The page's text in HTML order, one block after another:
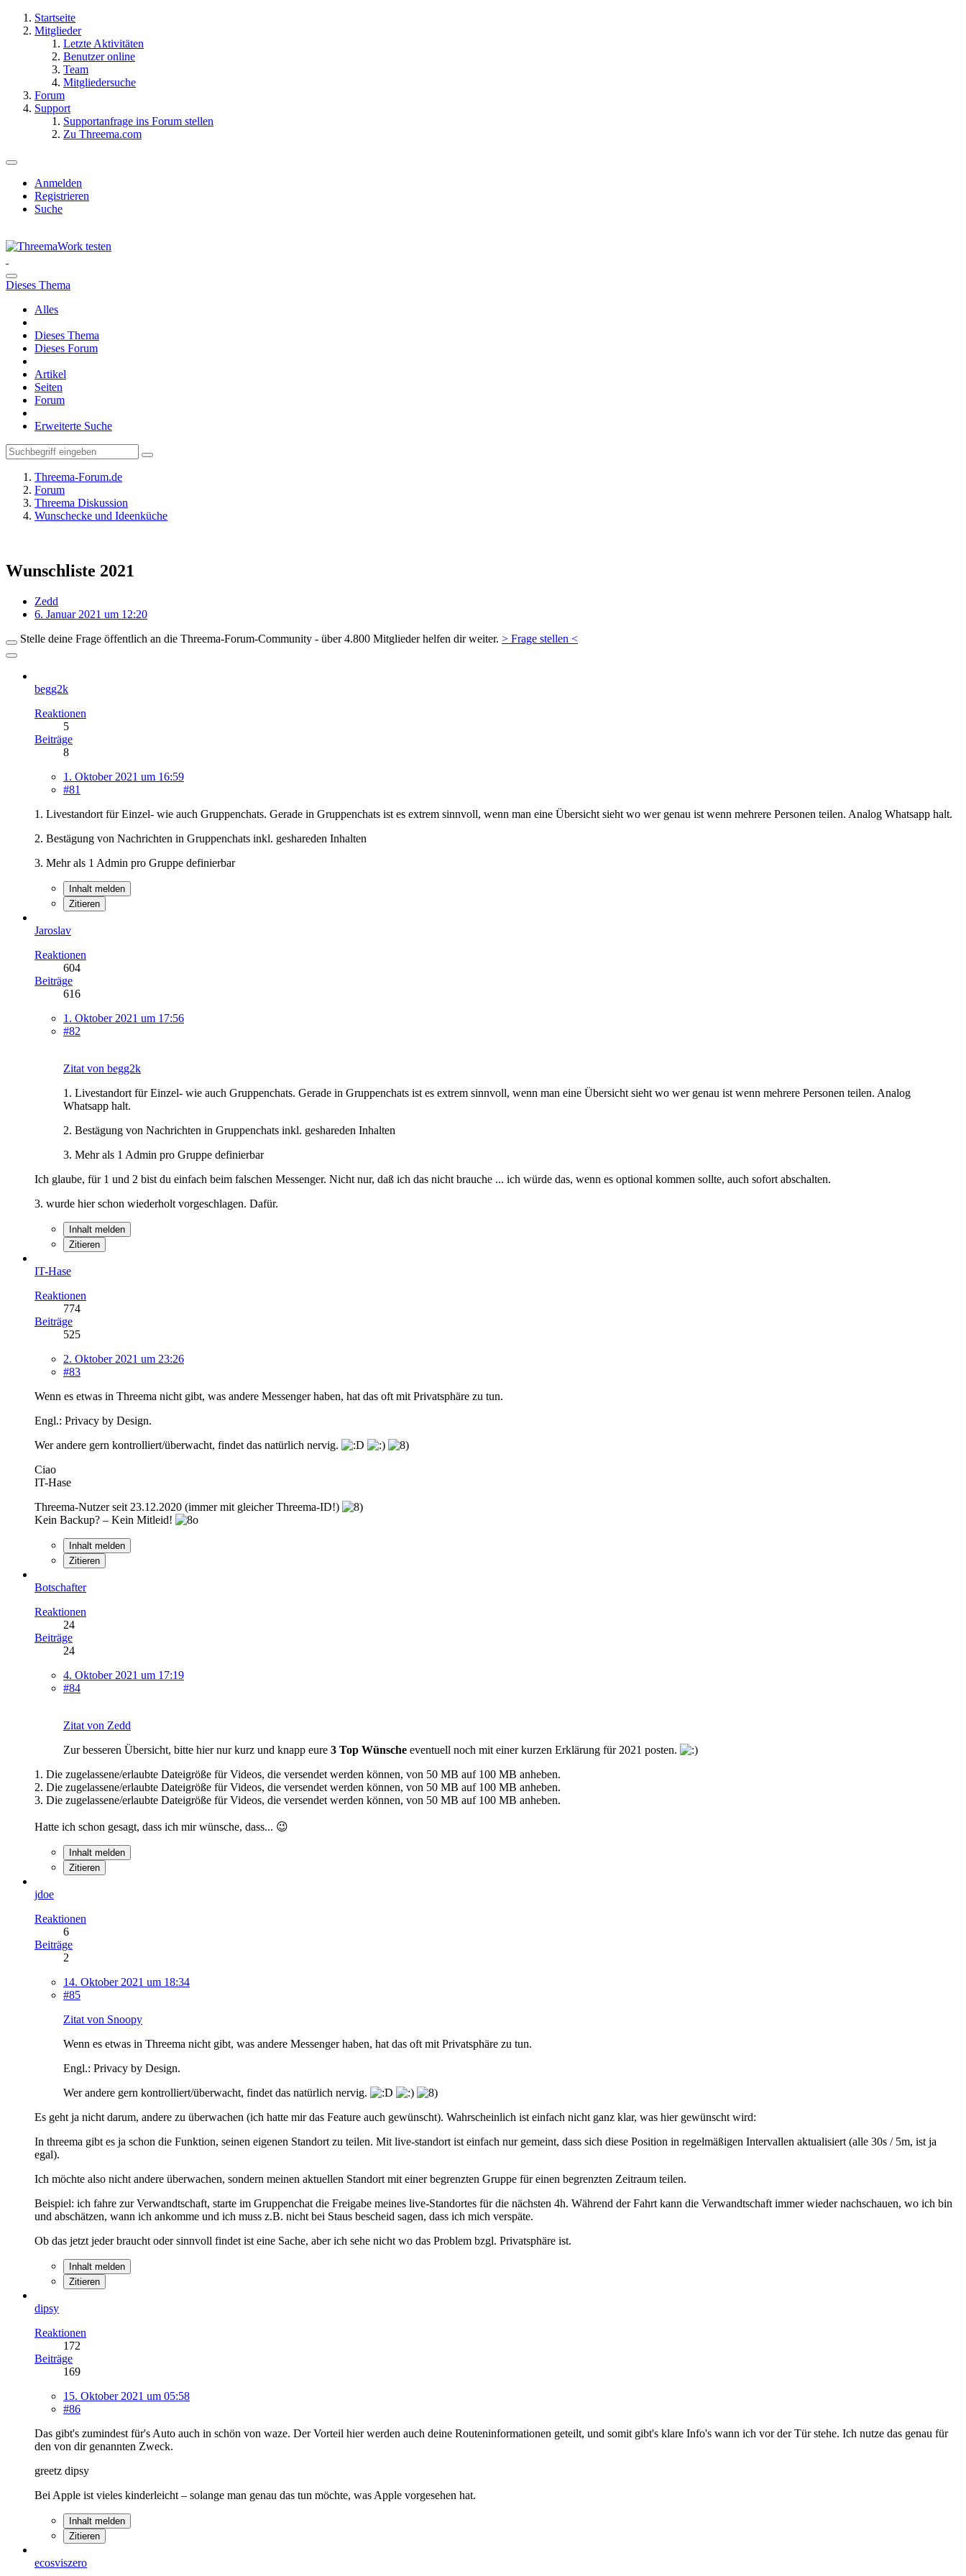
Startseite
Mitglieder
Letzte Aktivitäten
Benutzer online
Team
Mitgliedersuche
Forum
Support
Supportanfrage ins Forum stellen
Zu Threema.com
Anmelden
Registrieren
Suche
Dieses Thema
Alles
Dieses Thema
Dieses Forum
Artikel
Seiten
Forum
Erweiterte Suche
Threema-Forum.de
Forum
Threema Diskussion
Wunschecke und Ideenküche
Wunschliste 2021
Zedd
6. Januar 2021 um 12:20
Stelle deine Frage öffentlich an die Threema-Forum-Community - über 4.800 Mitglieder helfen dir weiter. > Frage stellen <
begg2k
Reaktionen
5
Beiträge
8
1. Oktober 2021 um 16:59
#81
1. Livestandort für Einzel- wie auch Gruppenchats. Gerade in Gruppenchats ist es extrem sinnvoll, wenn man eine Übersicht sieht wo wer genau ist wenn mehrere Personen teilen. Analog Whatsapp halt.
2. Bestägung von Nachrichten in Gruppenchats inkl. geshareden Inhalten
3. Mehr als 1 Admin pro Gruppe definierbar
Inhalt melden
Zitieren
Jaroslav
Reaktionen
604
Beiträge
616
1. Oktober 2021 um 17:56
#82
Zitat von begg2k
1. Livestandort für Einzel- wie auch Gruppenchats. Gerade in Gruppenchats ist es extrem sinnvoll, wenn man eine Übersicht sieht wo wer genau ist wenn mehrere Personen teilen. Analog
Whatsapp halt.
2. Bestägung von Nachrichten in Gruppenchats inkl. geshareden Inhalten
3. Mehr als 1 Admin pro Gruppe definierbar
Ich glaube, für 1 und 2 bist du einfach beim falschen Messenger. Nicht nur, daß ich das nicht brauche ... ich würde das, wenn es optional kommen sollte, auch sofort abschalten.
3. wurde hier schon wiederholt vorgeschlagen. Dafür.
Inhalt melden
Zitieren
IT-Hase
Reaktionen
774
Beiträge
525
2. Oktober 2021 um 23:26
#83
Wenn es etwas in Threema nicht gibt, was andere Messenger haben, hat das oft mit Privatsphäre zu tun.
Engl.: Privacy by Design.
Wer andere gern kontrolliert/überwacht, findet das natürlich nervig.
Ciao
IT-Hase
Threema-Nutzer seit 23.12.2020 (immer mit gleicher Threema-ID!)
Kein Backup? – Kein Mitleid!
Inhalt melden
Zitieren
Botschafter
Reaktionen
24
Beiträge
24
4. Oktober 2021 um 17:19
#84
Zitat von Zedd
Zur besseren Übersicht, bitte hier nur kurz und knapp eure 3 Top Wünsche eventuell noch mit einer kurzen Erklärung für 2021 posten.
1. Die zugelassene/erlaubte Dateigröße für Videos, die versendet werden können, von 50 MB auf 100 MB anheben.
2. Die zugelassene/erlaubte Dateigröße für Videos, die versendet werden können, von 50 MB auf 100 MB anheben.
3. Die zugelassene/erlaubte Dateigröße für Videos, die versendet werden können, von 50 MB auf 100 MB anheben.
Hatte ich schon gesagt, dass ich mir wünsche, dass... 😉
Inhalt melden
Zitieren
jdoe
Reaktionen
6
Beiträge
2
14. Oktober 2021 um 18:34
#85
Zitat von Snoopy
Wenn es etwas in Threema nicht gibt, was andere Messenger haben, hat das oft mit Privatsphäre zu tun.
Engl.: Privacy by Design.
Wer andere gern kontrolliert/überwacht, findet das natürlich nervig.
Es geht ja nicht darum, andere zu überwachen (ich hatte mir das Feature auch gewünscht). Wahrscheinlich ist einfach nicht ganz klar, was hier gewünscht wird:
In threema gibt es ja schon die Funktion, seinen eigenen Standort zu teilen. Mit live-standort ist einfach nur gemeint, dass sich diese Position in regelmäßigen Intervallen aktualisiert (alle 30s / 5m, ist ja
egal).
Ich möchte also nicht andere überwachen, sondern meinen aktuellen Standort mit einer begrenzten Gruppe für einen begrenzten Zeitraum teilen.
Beispiel: ich fahre zur Verwandtschaft, starte im Gruppenchat die Freigabe meines live-Standortes für die nächsten 4h. Während der Fahrt kann die Verwandtschaft immer wieder nachschauen, wo ich bin
und abschätzen, wann ich ankomme und ich muss z.B. nicht bei Staus bescheid sagen, dass ich mich verspäte.
Ob das jetzt jeder braucht oder sinnvoll findet ist eine Sache, aber ich sehe nicht wo das Problem bzgl. Privatsphäre ist.
Inhalt melden
Zitieren
dipsy
Reaktionen
172
Beiträge
169
15. Oktober 2021 um 05:58
#86
Das gibt's zumindest für's Auto auch in schön von waze. Der Vorteil hier werden auch deine Routeninformationen geteilt, und somit gibt's klare Info's wann ich vor der Tür stehe. Ich nutze das genau für
den von dir genannten Zweck.
greetz dipsy
Bei Apple ist vieles kinderleicht – solange man genau das tun möchte, was Apple vorgesehen hat.
Inhalt melden
Zitieren
ecosviszero